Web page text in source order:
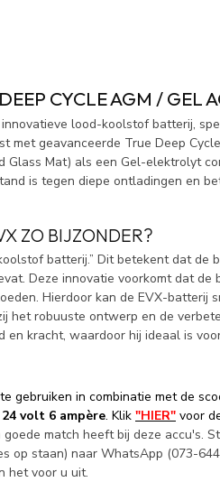
CYCLE AGM / GEL
lood-koolstof batterij,
met geavanceerde True Deep
Mat) als een Gel-elektrolyt
is tegen diepe ontladingen en
ZO BIJZONDER?
batterij.” Dit betekent dat de
Deze innovatie voorkomt dat
Hierdoor kan de EVX-batterij
het robuuste ontwerp en de
en kracht, waardoor hij ideaal is
gebruiken in combinatie met de
volt 6 ampère. Klik "HIER" voor
match heeft bij deze accu's.
op staan) naar WhatsApp (073-
het voor u uit.